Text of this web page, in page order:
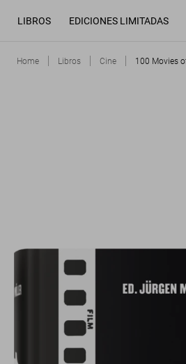
LIBROS EDICIONES LIMITADAS
Home Libros Cine 100 Movies